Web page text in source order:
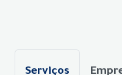
Serviços